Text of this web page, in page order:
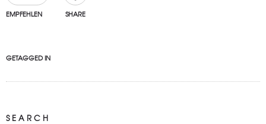
EMPFEHLEN SHARE
GETAGGED IN
SEARCH